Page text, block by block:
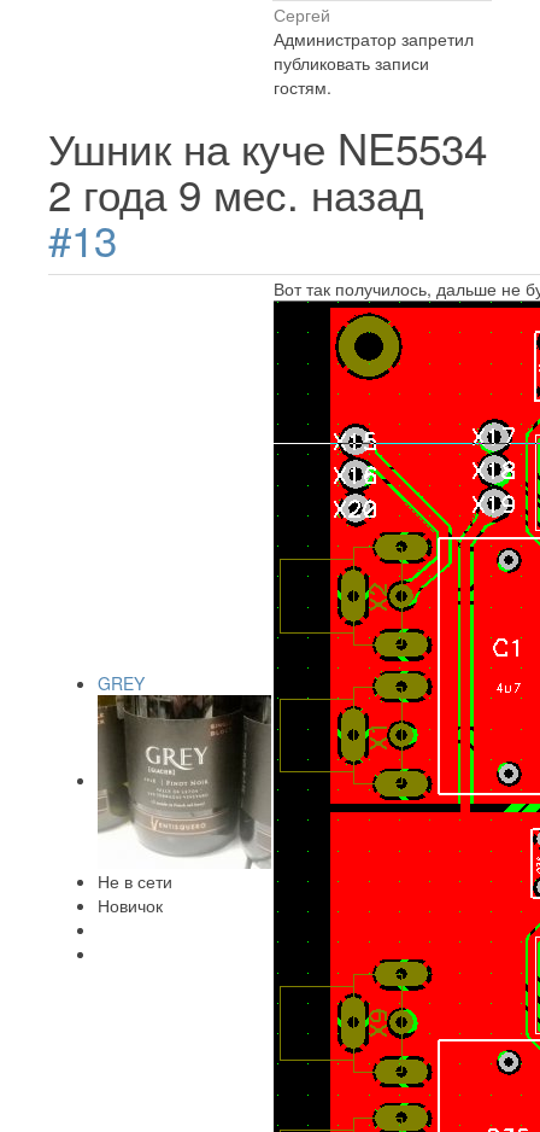
Сергей
Администратор запретил
публиковать записи
гостям.
Ушник на куче NE5534
2 года 9 мес. назад
#13
GREY
Не в сети
Новичок
Вот так получилось, дальше не